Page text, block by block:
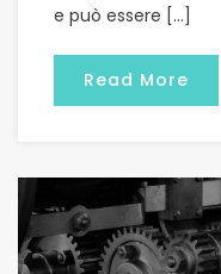
e può essere […]
Read More